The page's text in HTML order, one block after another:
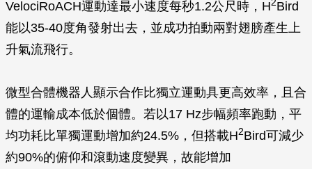
VelociRoACH運動達最小速度每秒1.2公尺時，H2Bird
能以35-40度角發射出去，並成功拍動兩對翅膀產生上
升氣流飛行。
微型合體機器人顯示合作比獨立運動具更高效率，且合
體的運輸成本低於個體。若以17 Hz步幅頻率跑動，平
均功耗比單獨運動增加約24.5%，但搭載H2Bird可減少
約90%的俯仰和滾動速度變異，故能增加